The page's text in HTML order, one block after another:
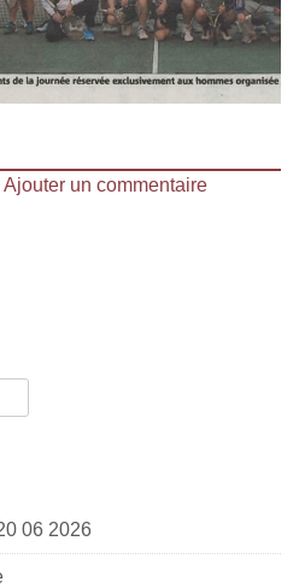
Ajouter un commentaire
06 2026